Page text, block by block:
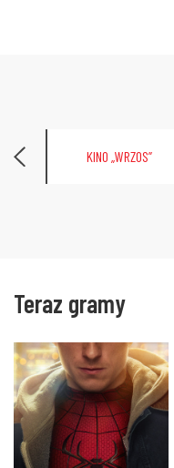
KINO „WRZOS”
Teraz gramy